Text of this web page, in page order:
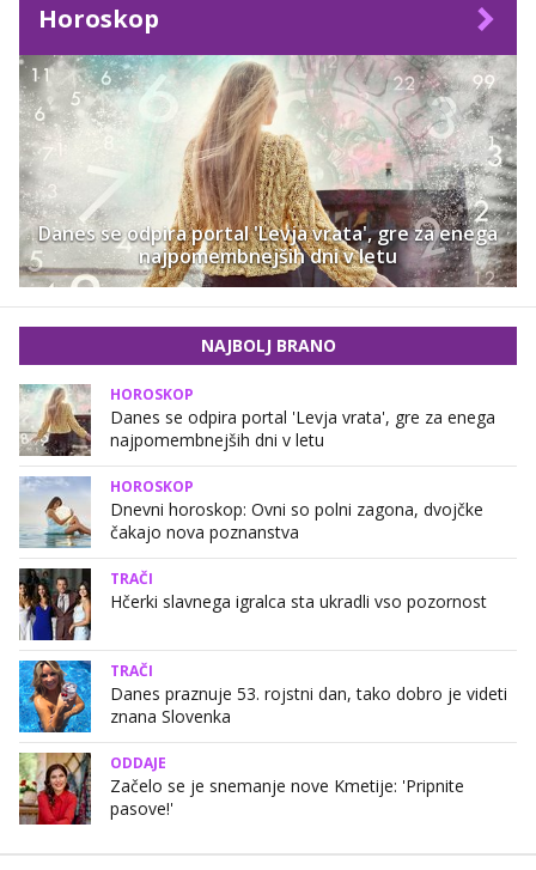
Horoskop
Danes se odpira portal 'Levja vrata', gre za enega
najpomembnejših dni v letu
NAJBOLJ BRANO
HOROSKOP
Danes se odpira portal 'Levja vrata', gre za enega
najpomembnejših dni v letu
HOROSKOP
Dnevni horoskop: Ovni so polni zagona, dvojčke
čakajo nova poznanstva
TRAČI
Hčerki slavnega igralca sta ukradli vso pozornost
TRAČI
Danes praznuje 53. rojstni dan, tako dobro je videti
znana Slovenka
ODDAJE
Začelo se je snemanje nove Kmetije: 'Pripnite
pasove!'